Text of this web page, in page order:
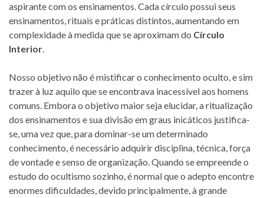
aspirante com os ensinamentos. Cada círculo possui seus
ensinamentos, rituais e práticas distintos, aumentando em
complexidade à medida que se aproximam do Círculo
Interior.
Nosso objetivo não é mistificar o conhecimento oculto, e sim
trazer à luz aquilo que se encontrava inacessível aos homens
comuns. Embora o objetivo maior seja elucidar, a ritualização
dos ensinamentos e sua divisão em graus inicáticos justifica-
se, uma vez que, para dominar-se um determinado
conhecimento, é necessário adquirir disciplina, técnica, força
de vontade e senso de organização. Quando se empreende o
estudo do ocultismo sozinho, é normal que o adepto encontre
enormes dificuldades, devido principalmente, à grande